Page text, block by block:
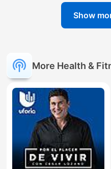
Show
More Health &